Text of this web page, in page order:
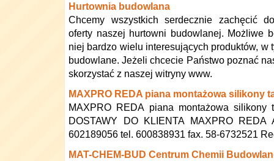
Hurtownia budowlana
Chcemy wszystkich serdecznie zachęcić
oferty naszej hurtowni budowlanej. Możliwe
niej bardzo wielu interesujących produktów, w
budowlane. Jeżeli chcecie Państwo poznać
skorzystać z naszej witryny www.
MAXPRO REDA piana montażowa silikony
MAXPRO REDA piana montażowa silikony
DOSTAWY DO KLIENTA MAXPRO REDA
602189056 tel. 600838931 fax. 58-6732521
MAT-CHEM-BUD Centrum Chemii